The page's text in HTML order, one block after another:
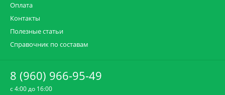
Оплата
Контакты
Полезные статьи
Справочник по составам
8 (960) 966-95-49
c 4:00 до 16:00